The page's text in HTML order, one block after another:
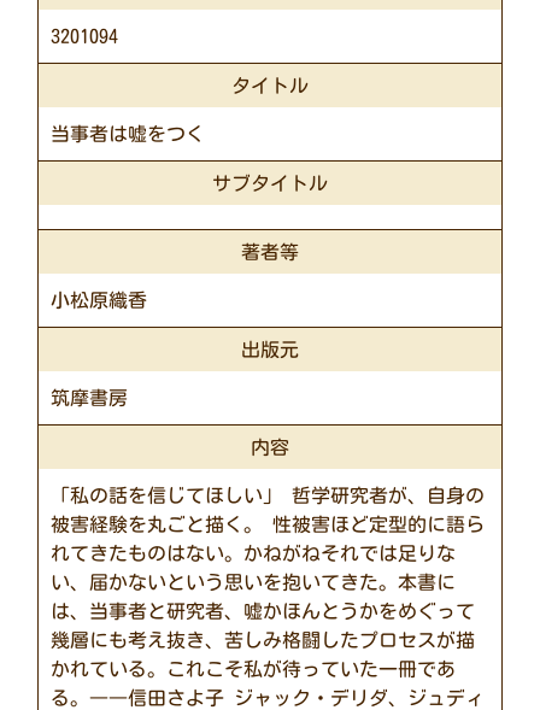
3201094
タイトル
当事者は嘘をつく
サブタイトル
著者等
小松原織香
出版元
筑摩書房
内容
「私の話を信じてほしい」 哲学研究者が、自身の
被害経験を丸ごと描く。 性被害ほど定型的に語ら
れてきたものはない。かねがねそれでは足りな
い、届かないという思いを抱いてきた。本書に
は、当事者と研究者、嘘かほんとうかをめぐって
幾層にも考え抜き、苦しみ格闘したプロセスが描
かれている。これこそ私が待っていた一冊であ
る。――信田さよ子 ジャック・デリダ、ジュディ